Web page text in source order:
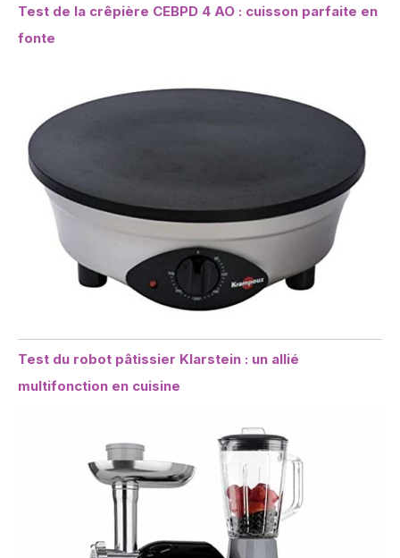
Test de la crêpière CEBPD 4 AO : cuisson parfaite en
fonte
Test du robot pâtissier Klarstein : un allié
multifonction en cuisine